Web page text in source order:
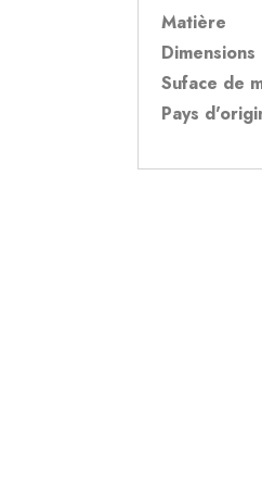
Matière
Dimensions
Suface de
Pays